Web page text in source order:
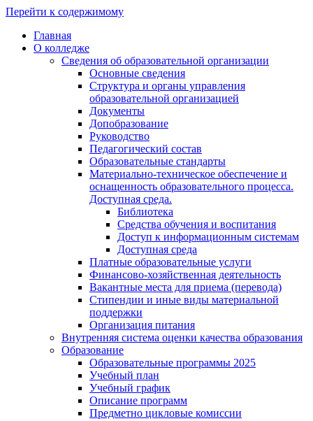
Перейти к содержимому
Главная
О колледже
Сведения об образовательной организации
Основные сведения
Структура и органы управления
образовательной организацией
Документы
Допобразование
Руководство
Педагогический состав
Образовательные стандарты
Материально-техническое обеспечение и
оснащенность образовательного процесса.
Доступная среда.
Библиотека
Средства обучения и воспитания
Доступ к информационным системам
Доступная среда
Платные образовательные услуги
Финансово-хозяйственная деятельность
Вакантные места для приема (перевода)
Стипендии и иные виды материальной
поддержки
Организация питания
Внутренняя система оценки качества образования
Образование
Образовательные программы 2025
Учебный план
Учебный график
Описание программ
Предметно цикловые комиссии